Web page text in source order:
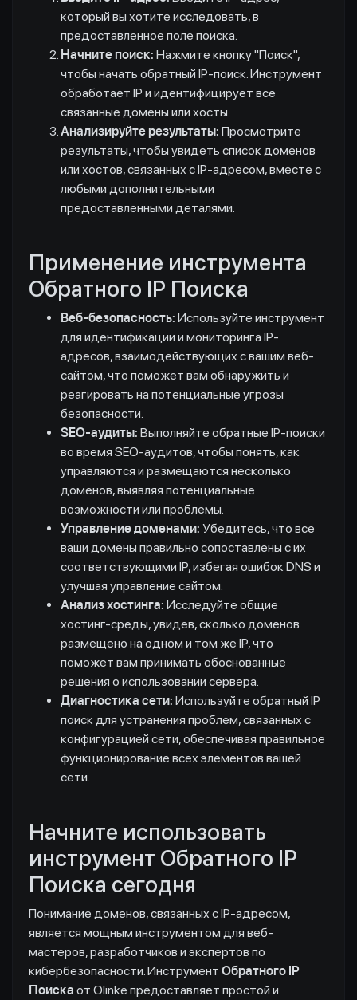
который вы хотите исследовать, в
предоставленное поле поиска.
Начните поиск: Нажмите кнопку "Поиск",
чтобы начать обратный IP-поиск. Инструмент
обработает IP и идентифицирует все
связанные домены или хосты.
Анализируйте результаты: Просмотрите
результаты, чтобы увидеть список доменов
или хостов, связанных с IP-адресом, вместе с
любыми дополнительными
предоставленными деталями.
Применение инструмента
Обратного IP Поиска
Веб-безопасность: Используйте инструмент
для идентификации и мониторинга IP-
адресов, взаимодействующих с вашим веб-
сайтом, что поможет вам обнаружить и
реагировать на потенциальные угрозы
безопасности.
SEO-аудиты: Выполняйте обратные IP-поиски
во время SEO-аудитов, чтобы понять, как
управляются и размещаются несколько
доменов, выявляя потенциальные
возможности или проблемы.
Управление доменами: Убедитесь, что все
ваши домены правильно сопоставлены с их
соответствующими IP, избегая ошибок DNS и
улучшая управление сайтом.
Анализ хостинга: Исследуйте общие
хостинг-среды, увидев, сколько доменов
размещено на одном и том же IP, что
поможет вам принимать обоснованные
решения о использовании сервера.
Диагностика сети: Используйте обратный IP
поиск для устранения проблем, связанных с
конфигурацией сети, обеспечивая правильное
функционирование всех элементов вашей
сети.
Начните использовать
инструмент Обратного IP
Поиска сегодня
Понимание доменов, связанных с IP-адресом,
является мощным инструментом для веб-
мастеров, разработчиков и экспертов по
кибербезопасности. Инструмент Обратного IP
Поиска от Olinke предоставляет простой и